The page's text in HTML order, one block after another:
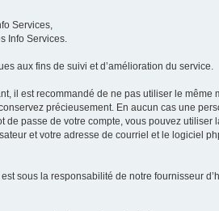
Services,
Info Services.
aux fins de suivi et d’amélioration du service.
il est recommandé de ne pas utiliser le
précieusement. En aucun cas une
passe de votre compte, vous pouvez
et votre adresse de courriel et le logiciel
sous la responsabilité de notre fournisseur